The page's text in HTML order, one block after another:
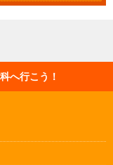
へ行こう！